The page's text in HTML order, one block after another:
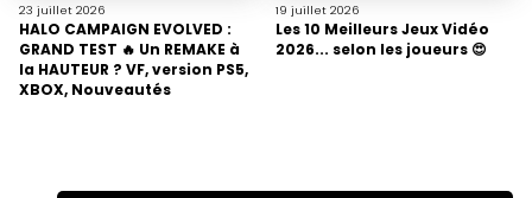
23 juillet 2026
HALO CAMPAIGN EVOLVED :
GRAND TEST 🔥 Un REMAKE à
la HAUTEUR ? VF, version PS5,
XBOX, Nouveautés
19 juillet 2026
Les 10 Meilleurs Jeux Vidéo
2026... selon les joueurs 😍